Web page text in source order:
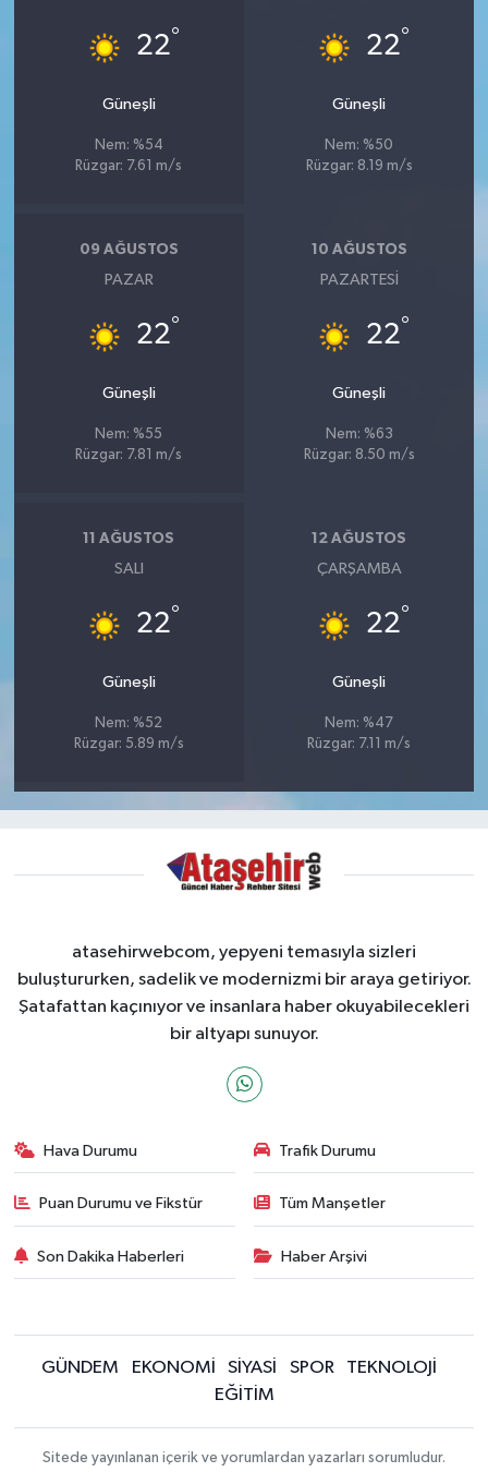
22°
Güneşli
Nem: %54
Rüzgar: 7.61 m/s
22°
Güneşli
Nem: %50
Rüzgar: 8.19 m/s
09 AĞUSTOS
PAZAR
22°
Güneşli
Nem: %55
Rüzgar: 7.81 m/s
10 AĞUSTOS
PAZARTESI
22°
Güneşli
Nem: %63
Rüzgar: 8.50 m/s
11 AĞUSTOS
SALI
22°
Güneşli
Nem: %52
Rüzgar: 5.89 m/s
12 AĞUSTOS
ÇARŞAMBA
22°
Güneşli
Nem: %47
Rüzgar: 7.11 m/s
atasehirwebcom, yepyeni temasıyla sizleri
buluştururken, sadelik ve modernizmi bir araya getiriyor.
Şatafattan kaçınıyor ve insanlara haber okuyabilecekleri
bir altyapı sunuyor.
Hava Durumu Trafik Durumu
Puan Durumu ve Fikstür Tüm Manşetler
Son Dakika Haberleri Haber Arşivi
GÜNDEM EKONOMİ SİYASİ SPOR
TEKNOLOJİ
EĞİTİM
Sitede yayınlanan içerik ve yorumlardan yazarları sorumludur.